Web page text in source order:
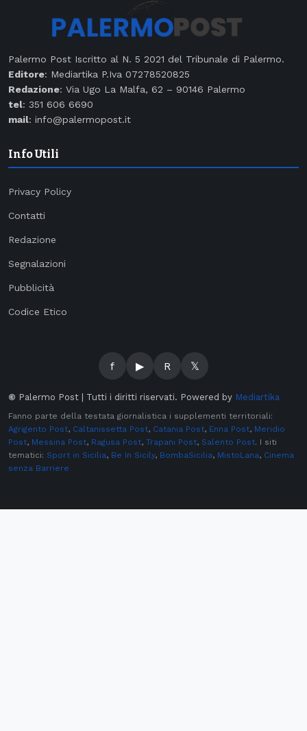
Palermo Post Iscritto al N. 5 2021 del Tribunale di Palermo.
Editore: Mediartika P.Iva 07278520825
Redazione: Via Ugo La Malfa, 62 – 90146 Palermo
tel: 351 606 6690
mail: info@palermopost.it
Info Utili
Privacy Policy
Contatti
Redazione
Segnalazioni
Pubblicità
Codice Etico
f ▶ R 𝕏
© Palermo Post | Tutti i diritti riservati. Powered by Mediartika
Fanno parte della testata giornalistica i supplementi territoriali:
Agrigento Post, Caltanissetta Post, Catania Post, Enna Post, Meridio
Post, Messina Post, Ragusa Post, Trapani Post, Salento Post. I siti
tematici: Sport in Sicilia, Be In Sicily, BombaSicilia, MistoLana, Cinema
senza Barriere